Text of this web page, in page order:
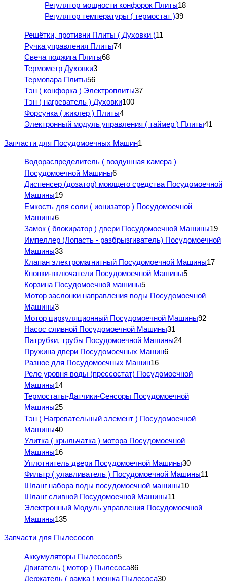
Регулятор мощности конфорок Плиты18
Регулятор температуры ( термостат )39
Решётки, противни Плиты ( Духовки )11
Ручка управления Плиты74
Свеча поджига Плиты68
Термометр Духовки3
Термопара Плиты56
Тэн ( конфорка ) Электроплиты37
Тэн ( нагреватель ) Духовки100
Форсунка ( жиклер ) Плиты4
Электронный модуль управления ( таймер ) Плиты41
Запчасти для Посудомоечных Машин1
Водораспределитель ( воздушная камера )
Посудомоечной Машины6
Диспенсер (дозатор) моющего средства Посудомоечной
Машины19
Емкость для соли ( ионизатор ) Посудомоечной
Машины6
Замок ( блокиратор ) двери Посудомоечной Машины19
Импеллер (Лопасть - разбрызгиватель) Посудомоечной
Машины33
Клапан электромагнитный Посудомоечной Машины17
Кнопки-включатели Посудомоечной Машины5
Корзина Посудомоечной машины5
Мотор заслонки направления воды Посудомоечной
Машины3
Мотор циркуляционный Посудомоечной Машины92
Насос сливной Посудомоечной Машины31
Патрубки, трубы Посудомоечной Машины24
Пружина двери Посудомоечных Машин6
Разное для Посудомоечных Машин16
Реле уровня воды (прессостат) Посудомоечной
Машины14
Термостаты-Датчики-Сенсоры Посудомоечной
Машины25
Тэн ( Нагревательный элемент ) Посудомоечной
Машины40
Улитка ( крыльчатка ) мотора Посудомоечной
Машины16
Уплотнитель двери Посудомоечной Машины30
Фильтр ( улавливатель ) Посудомоечной Машины11
Шланг набора воды посудомоечной машины10
Шланг сливной Посудомоечной Машины11
Электронный Модуль управления Посудомоечной
Машины135
Запчасти для Пылесосов
Аккумуляторы Пылесосов5
Двигатель ( мотор ) Пылесоса86
Держатель ( рамка ) мешка Пылесоса30